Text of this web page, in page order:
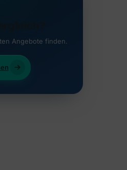
Angebote finden.